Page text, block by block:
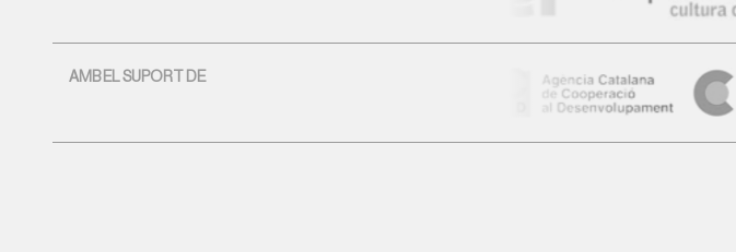
AMB EL SUPORT DE